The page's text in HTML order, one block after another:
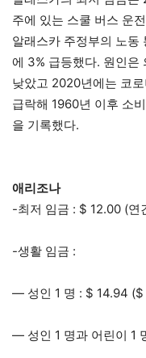
주에 있는 스쿨 버스 운
알래스카 주정부의 노동
에 3% 급등했다. 원인은
낮았고 2020년에는 코
급락해 1960년 이후 소
을 기록했다.
애리조나
-최저 임금 : $ 12.00 (연
-생활 임금 :
— 성인 1 명 : $ 14.94 ($
— 성인 1 명과 어린이 1